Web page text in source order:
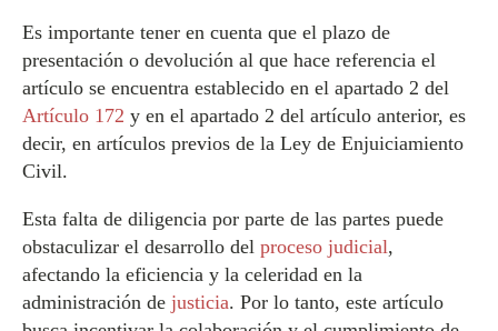
Es importante tener en cuenta que el plazo de
presentación o devolución al que hace referencia el
artículo se encuentra establecido en el apartado 2 del
Artículo 172 y en el apartado 2 del artículo anterior, es
decir, en artículos previos de la Ley de Enjuiciamiento
Civil.
Esta falta de diligencia por parte de las partes puede
obstaculizar el desarrollo del proceso judicial,
afectando la eficiencia y la celeridad en la
administración de justicia. Por lo tanto, este artículo